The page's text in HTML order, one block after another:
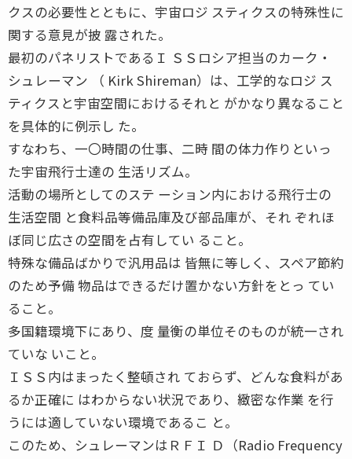
クスの必要性とともに、宇宙ロジ スティクスの特殊性に
関する意見が披 露された。
最初のパネリストであるＩ ＳＳロシア担当のカーク・
シュレーマン （ Kirk Shireman）は、工学的なロジ ス
ティクスと宇宙空間におけるそれと がかなり異なること
を具体的に例示し た。
すなわち、一〇時間の仕事、二時 間の体力作りといっ
た宇宙飛行士達の 生活リズム。
活動の場所としてのステ ーション内における飛行士の
生活空間 と食料品等備品庫及び部品庫が、それ ぞれほ
ぼ同じ広さの空間を占有してい ること。
特殊な備品ばかりで汎用品は 皆無に等しく、スペア節約
のため予備 物品はできるだけ置かない方針をとっ てい
ること。
多国籍環境下にあり、度 量衡の単位そのものが統一され
ていな いこと。
ＩＳＳ内はまったく整頓され ておらず、どんな食料があ
るか正確に はわからない状況であり、緻密な作業 を行
うには適していない環境であるこ と。
このため、シュレーマンはＲＦＩ Ｄ（Radio Frequency